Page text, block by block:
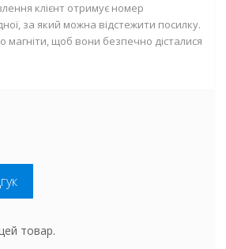
клієнт отримує номер
за який можна відстежити посилку.
магніти, щоб вони безпечно дісталися
товар.